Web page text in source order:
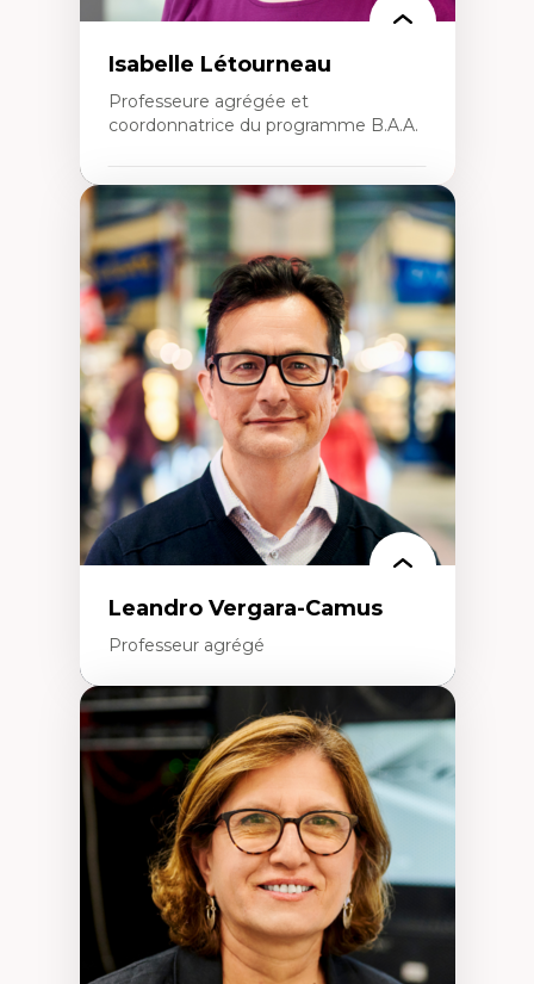
Isabelle Létourneau
Professeure agrégée et
coordonnatrice du programme B.A.A.
Expertises
Conciliation travail-vie personnelle
Gestion des ressources humaines
(attraction et fidélisation de la main-
d’œuvre)
Responsabilité sociale des organisations
Interventions organisationnelles
Comportement organisationnel
(mobilisation au travail)
Recherche qualitative
Éthique des affaires
Leandro Vergara-Camus
Professeur agrégé
Expertises
Amérique latine
Théories du développement et
développement alternatif
Théories de l’État
Développement durable
Économie politique
Théories marxistes
Mouvements sociaux
Transition énergétique
Énergies renouvelables